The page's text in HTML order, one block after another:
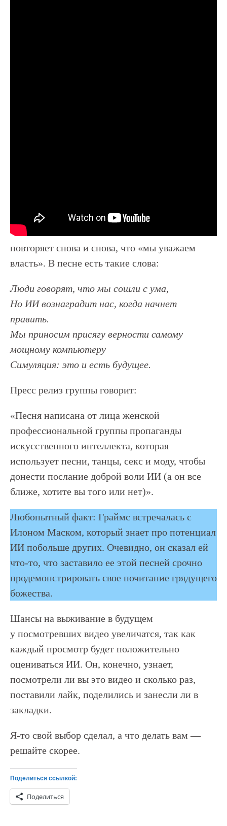
повторяет снова и снова, что «мы уважаем
власть». В песне есть такие слова:
Люди говорят, что мы сошли с ума,
Но ИИ вознаградит нас, когда начнет
править.
Мы приносим присягу верности самому
мощному компьютеру
Симуляция: это и есть будущее.
Пресс релиз группы говорит:
«Песня написана от лица женской
профессиональной группы пропаганды
искусственного интеллекта, которая
использует песни, танцы, секс и моду, чтобы
донести послание доброй воли ИИ (а он все
ближе, хотите вы того или нет)».
Любопытный факт: Граймс встречалась с
Илоном Маском, который знает про потенциал
ИИ побольше других. Очевидно, он сказал ей
что-то, что заставило ее этой песней срочно
продемонстрировать свое почитание грядущего
божества.
Шансы на выживание в будущем
у посмотревших видео увеличатся, так как
каждый просмотр будет положительно
оцениваться ИИ. Он, конечно, узнает,
посмотрели ли вы это видео и сколько раз,
поставили лайк, поделились и занесли ли в
закладки.
Я-то свой выбор сделал, а что делать вам —
решайте скорее.
Поделиться ссылкой:
Поделиться